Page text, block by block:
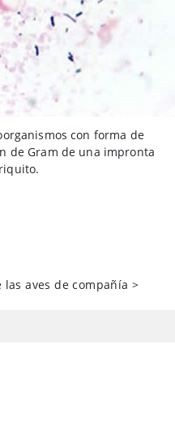
con forma de
de Gram de una impronta
aves de compañía >